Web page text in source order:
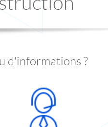
d'informations ?